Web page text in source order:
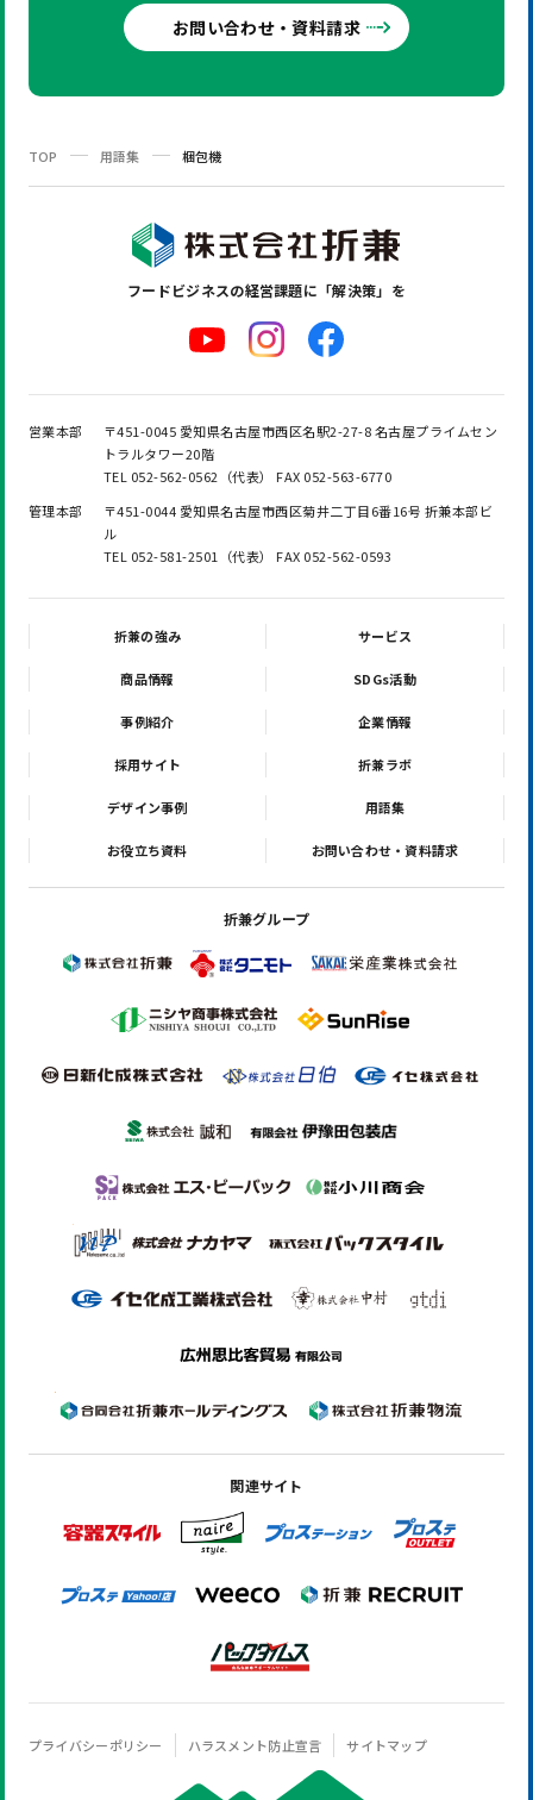
お問い合わせ・資料請求
TOP 用語集 梱包機
フードビジネスの経営課題に「解決策」を
営業本部
〒451-0045 愛知県名古屋市西区名駅2-27-8 名古屋プライムセン
トラルタワー20階
TEL 052-562-0562（代表） FAX 052-563-6770
管理本部
〒451-0044 愛知県名古屋市西区菊井二丁目6番16号 折兼本部ビ
ル
TEL 052-581-2501（代表） FAX 052-562-0593
折兼の強み サービス
商品情報 SDGs活動
事例紹介 企業情報
採用サイト 折兼ラボ
デザイン事例 用語集
お役立ち資料 お問い合わせ・資料請求
折兼グループ
関連サイト
プライバシーポリシー ハラスメント防止宣言 サイトマップ